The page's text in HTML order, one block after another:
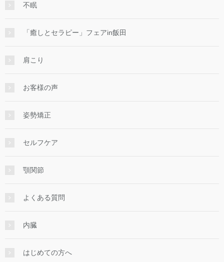
不眠
「癒しとセラピー」フェアin飯田
肩こり
お客様の声
姿勢矯正
セルフケア
顎関節
よくある質問
内臓
はじめての方へ